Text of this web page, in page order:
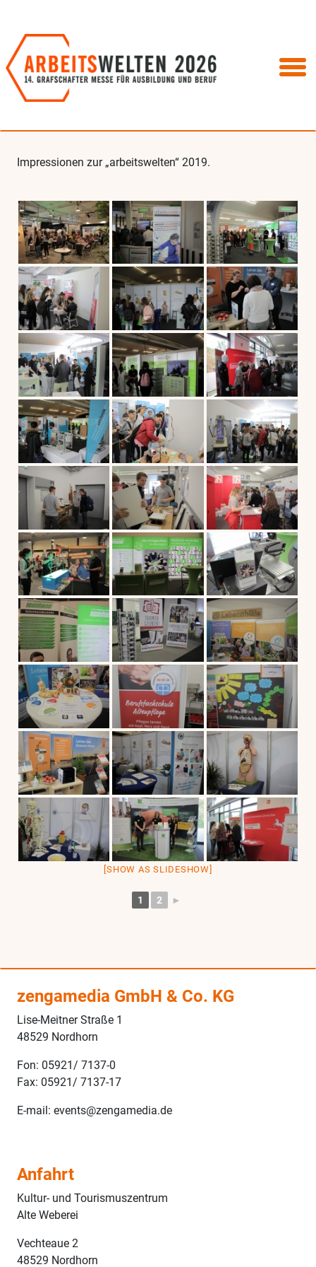
Impressionen zur „arbeitswelten“ 2019.
[SHOW AS SLIDESHOW]
1 2 ►
zengamedia GmbH & Co. KG
Lise-Meitner Straße 1
48529 Nordhorn
Fon: 05921/ 7137-0
Fax: 05921/ 7137-17
E-mail: events@zengamedia.de
Anfahrt
Kultur- und Tourismuszentrum
Alte Weberei
Vechteaue 2
48529 Nordhorn